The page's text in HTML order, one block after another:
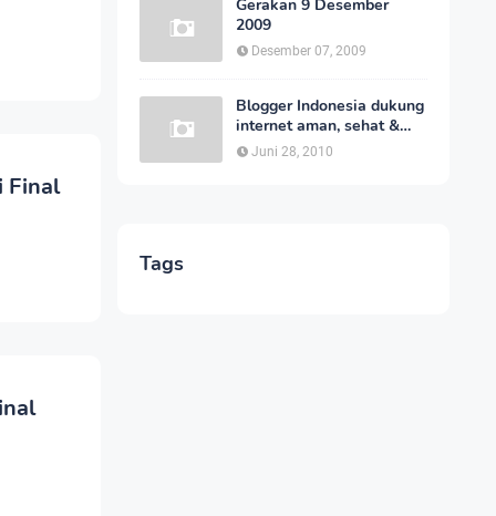
Final
Gerakan 9 Desember
2009
Desember 07, 2009
Blogger Indonesia dukung
internet aman, sehat &
manfaat
Juni 28, 2010
Tags